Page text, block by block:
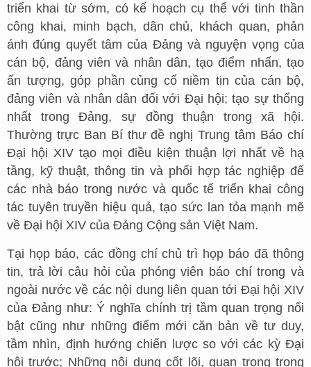
triển khai từ sớm, có kế hoạch cụ thể với tinh thần
công khai, minh bạch, dân chủ, khách quan, phản
ánh đúng quyết tâm của Đảng và nguyện vọng của
cán bộ, đảng viên và nhân dân, tạo điểm nhấn, tạo
ấn tượng, góp phần củng cố niềm tin của cán bộ,
đảng viên và nhân dân đối với Đại hội; tạo sự thống
nhất trong Đảng, sự đồng thuận trong xã hội.
Thường trực Ban Bí thư đề nghị Trung tâm Báo chí
Đại hội XIV tạo mọi điều kiện thuận lợi nhất về hạ
tầng, kỹ thuật, thông tin và phối hợp tác nghiệp để
các nhà báo trong nước và quốc tế triển khai công
tác tuyên truyền hiệu quả, tạo sức lan tỏa mạnh mẽ
về Đại hội XIV của Đảng Cộng sản Việt Nam.
Tại họp báo, các đồng chí chủ trì họp báo đã thông
tin, trả lời câu hỏi của phóng viên báo chí trong và
ngoài nước về các nội dung liên quan tới Đại hội XIV
của Đảng như: Ý nghĩa chính trị tầm quan trọng nổi
bật cũng như những điểm mới căn bản về tư duy,
tầm nhìn, định hướng chiến lược so với các kỳ Đại
hội trước; Những nội dung cốt lõi, quan trọng trong